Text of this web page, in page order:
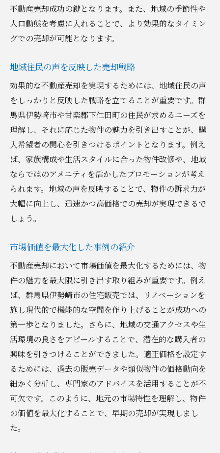
不動産売却成功の鍵となります。また、地域の季節性や
人口動態を考慮に入れることで、より効果的なタイミン
グでの売却が可能となります。
地域住民の声を反映した売却戦略
効果的な不動産売却を実現するためには、地域住民の声
をしっかりと反映した戦略を立てることが重要です。群
馬県伊勢崎市や甘楽郡下仁田町の住民が求めるニーズを
理解し、それに応じた物件の魅力を引き出すことが、購
入希望者の関心を引きつけるポイントとなります。例え
ば、家族構成や生活スタイルに合った物件改修や、地域
ならではのアメニティを活かしたプロモーションが考え
られます。地域の声を反映することで、物件の訴求力が
大幅に向上し、迅速かつ高価格での売却が実現できるで
しょう。
市場価値を最大化した事例の紹介
不動産売却において市場価値を最大化するためには、物
件の魅力を最大限に引き出す取り組みが重要です。例え
ば、群馬県伊勢崎市の住宅販売では、リノベーションを
施し現代的で機能的な空間を作り上げることが成功への
第一歩となりました。さらに、地域の交通アクセスや生
活環境の良さをアピールすることで、潜在的な購入者の
興味を引きつけることができました。適正価格を設定す
るためには、過去の販売データや類似物件の価格動向を
細かく分析し、専門家のアドバイスを活用することが不
可欠です。このように、地元の市場特性を理解し、物件
の価値を最大化することで、早期の売却が実現しまし
た。